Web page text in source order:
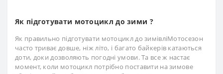
Як підготувати мотоцикл до зими ?
Як правильно підготувати мотоцикл до зимівліМотосезон
часто триває довше, ніж літо, і багато байкерів катаються
доти, доки дозволяють погодні умови. Та все ж настає
момент, коли мотоцикл потрібно поставити на зимове